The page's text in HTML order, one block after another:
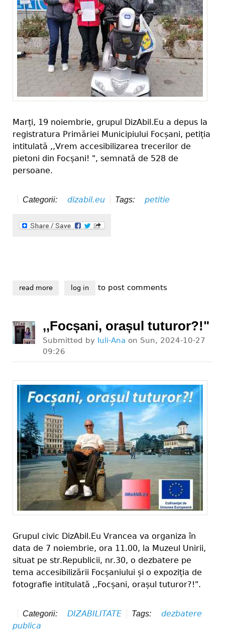
Marți, 19 noiembrie, grupul DizAbil.Eu a depus la
registratura Primăriei Municipiului Focșani, petiția
intitulată ,,Vrem accesibilizarea trecerilor de
pietoni din Focșani! ", semnată de 528 de
persoane.
Categorii: dizabil.eu Tags: petitie
read moreabout petiția ,,vrem accesibilizarea trecerilor de
log in to post comments
,,Focșani, orașul tuturor?!"
Submitted by Iuli-Ana on Sun, 2024-10-27
09:26
Grupul civic DizAbil.Eu Vrancea va organiza în
data de 7 noiembrie, ora 11.00, la Muzeul Unirii,
situat pe str.Republicii, nr.30, o dezbatere pe
tema accesibilizării Focșaniului și o expoziția de
fotografie intitulată ,,Focșani, orașul tuturor?!".
Categorii: DIZABILITATE Tags:
dezbatere
publica